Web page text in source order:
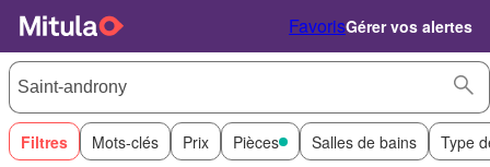
FavorisGérer vos alertes
Filtres Mots-clés Prix Pièces Salles de bains Type